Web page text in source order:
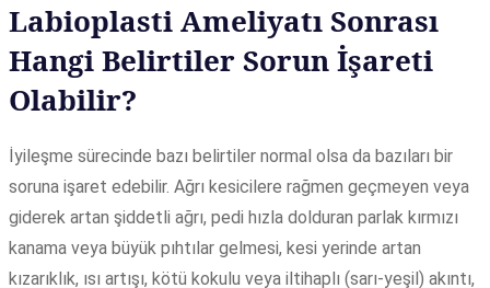
Labioplasti Ameliyatı Sonrası
Hangi Belirtiler Sorun İşareti
Olabilir?
İyileşme sürecinde bazı belirtiler normal olsa da bazıları bir
soruna işaret edebilir. Ağrı kesicilere rağmen geçmeyen veya
giderek artan şiddetli ağrı, pedi hızla dolduran parlak kırmızı
kanama veya büyük pıhtılar gelmesi, kesi yerinde artan
kızarıklık, ısı artışı, kötü kokulu veya iltihaplı (sarı-yeşil) akıntı,